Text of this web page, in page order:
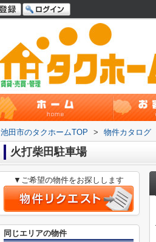
池田市のタクホームTOP > 物件カタログ
火打柴田駐車場
▼ご希望の物件をお探しします
同じエリアの物件